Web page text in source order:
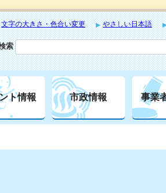
文字の大きさ・色合い変更 やさしい日本語
索
ト情報 市政情報 事業